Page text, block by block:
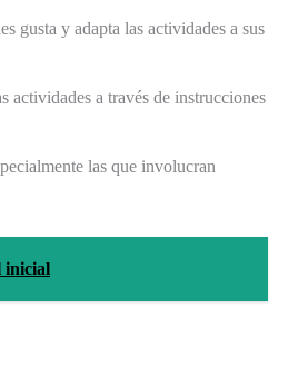
gusta y adapta las actividades a sus
actividades a través de instrucciones
las que involucran
inicial